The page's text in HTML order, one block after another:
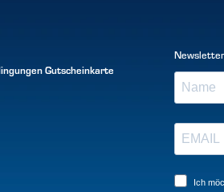
Gutscheinkarte
Ich